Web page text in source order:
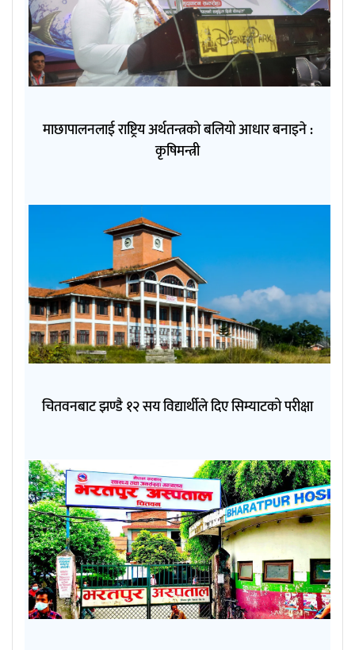
माछापालनलाई राष्ट्रिय अर्थतन्त्रको बलियो आधार बनाइने :
कृषिमन्त्री
चितवनबाट झण्डै १२ सय विद्यार्थीले दिए सिम्याटको परीक्षा